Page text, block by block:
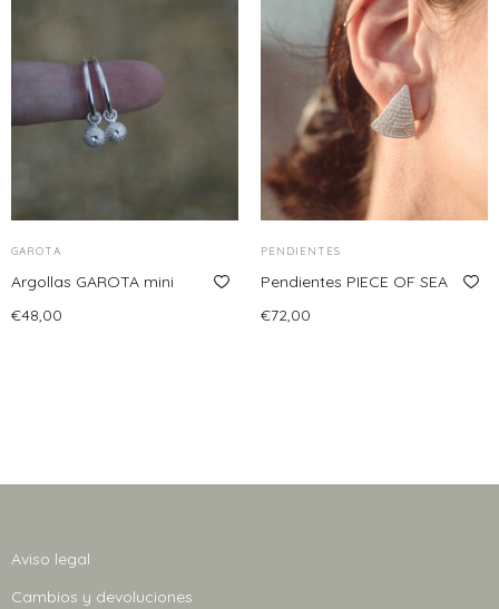
GAROTA
Argollas GAROTA mini
€48,00
PENDIENTES
Pendientes PIECE OF SEA
€72,00
Aviso legal
Cambios y devoluciones